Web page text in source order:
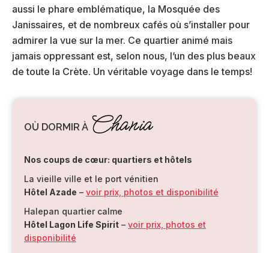
aussi le phare emblématique, la Mosquée des
Janissaires, et de nombreux cafés où s’installer pour
admirer la vue sur la mer. Ce quartier animé mais
jamais oppressant est, selon nous, l’un des plus beaux
de toute la Crète. Un véritable voyage dans le temps!
OÙ DORMIR À Chania
Nos coups de cœur: quartiers et hôtels
La vieille ville et le port vénitien
Hôtel Azade – voir prix, photos et disponibilité
Halepan quartier calme
Hôtel Lagon Life Spirit – voir prix, photos et
disponibilité